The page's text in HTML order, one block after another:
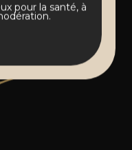
pour la santé, à